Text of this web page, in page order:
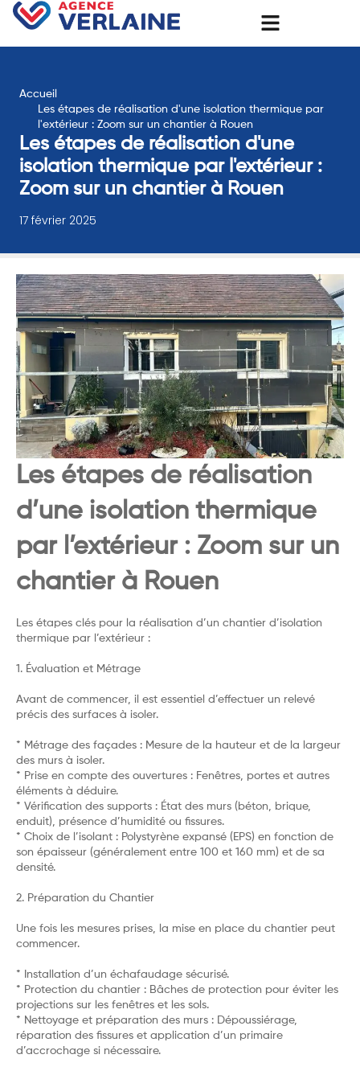
Accueil
Les étapes de réalisation d'une isolation thermique par
l'extérieur : Zoom sur un chantier à Rouen
Les étapes de réalisation d'une
isolation thermique par l'extérieur :
Zoom sur un chantier à Rouen
17 février 2025
Les étapes de réalisation
d’une isolation thermique
par l’extérieur : Zoom sur un
chantier à Rouen
Les étapes clés pour la réalisation d’un chantier d’isolation
thermique par l’extérieur :
1. Évaluation et Métrage
Avant de commencer, il est essentiel d’effectuer un relevé
précis des surfaces à isoler.
* Métrage des façades : Mesure de la hauteur et de la largeur
des murs à isoler.
* Prise en compte des ouvertures : Fenêtres, portes et autres
éléments à déduire.
* Vérification des supports : État des murs (béton, brique,
enduit), présence d’humidité ou fissures.
* Choix de l’isolant : Polystyrène expansé (EPS) en fonction de
son épaisseur (généralement entre 100 et 160 mm) et de sa
densité.
2. Préparation du Chantier
Une fois les mesures prises, la mise en place du chantier peut
commencer.
* Installation d’un échafaudage sécurisé.
* Protection du chantier : Bâches de protection pour éviter les
projections sur les fenêtres et les sols.
* Nettoyage et préparation des murs : Dépoussiérage,
réparation des fissures et application d’un primaire
d’accrochage si nécessaire.